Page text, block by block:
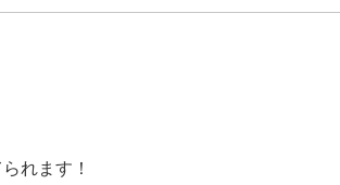
れます！